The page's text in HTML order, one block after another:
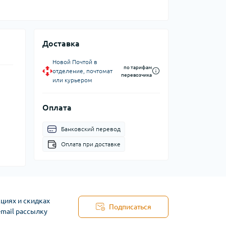
Доставка
Новой Почтой в
отделение, почтомат
или курьером
по тарифам
перевозчика
Оплата
Банковский перевод
Оплата при доставке
и скидках
рассылку
Подписаться